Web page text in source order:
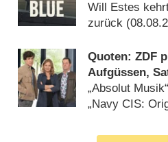
Will Estes
zurück
Quoten: ZDF
Aufgüssen,
Auftakt
„Absolut
„Navy CIS: